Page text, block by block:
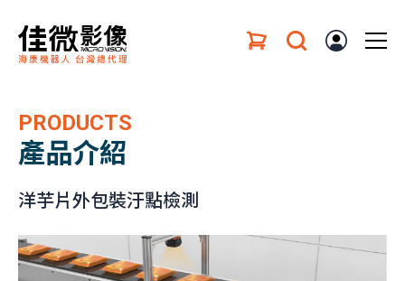
PRODUCTS
產品介紹
洋芋片外包裝汙點檢測